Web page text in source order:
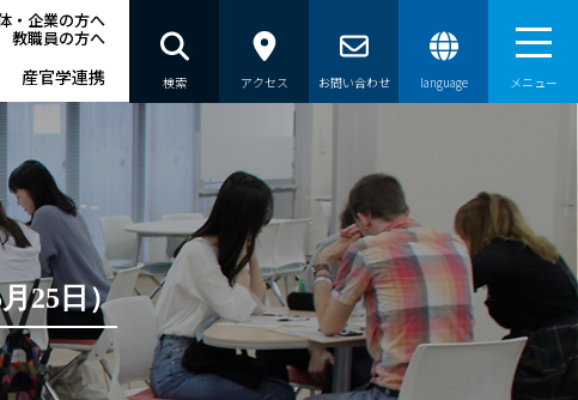
・企業の方へ
教職員の方へ
産官学連携 検索 アクセス お問い合わせ language メニュー
25日）